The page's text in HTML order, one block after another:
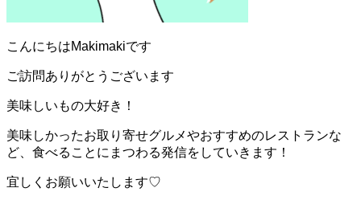
こんにちはMakimakiです
ご訪問ありがとうございます
美味しいもの大好き！
美味しかったお取り寄せグルメやおすすめのレストランな
ど、食べることにまつわる発信をしていきます！
宜しくお願いいたします♡